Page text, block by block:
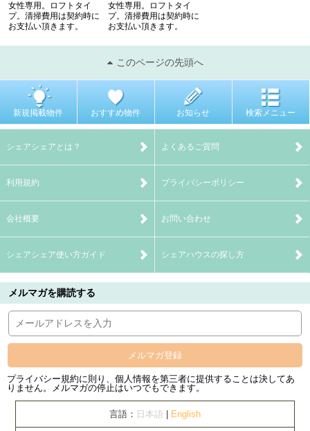
女性専用。ロフトタイ
プ。清掃費用は契約時に
お支払い頂きます。
女性専用。ロフトタイ
プ。清掃費用は契約時に
お支払い頂きます。
このページの先頭へ
新規掲載物件 おすすめ物件 お知らせ 検索メニュー
シェアシェアとは？ よくあるご質問
利用規約 プライバシーポリシー
会社概要 お問い合わせ
シェアシェア使い方ガイド シェアハウスの探し方
メルマガを購読する
メルマガ登録
プライバシー規約に則り、個人情報を第三者に提供することは決してあ
りません。メルマガの停止はいつでもできます。
言語： 日本語 English